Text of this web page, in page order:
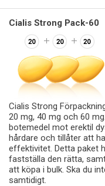
Cialis Strong Pack-60
Cialis Strong
20 mg, 40 mg och 60
botemedel mot erektil
hårdare och tillåter att
effektivitet. Detta paket
fastställa den rätta,
att köpa i bulk. Ska du
samtidigt.